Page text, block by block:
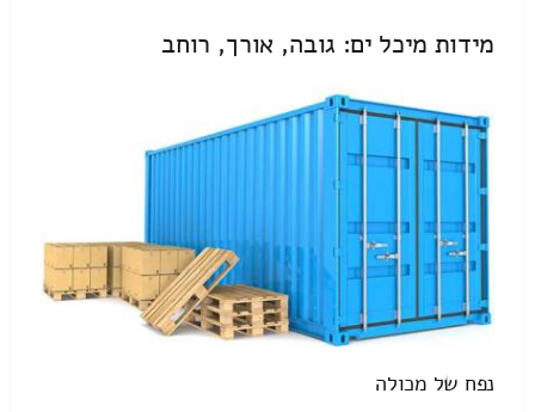
מידות מיכל ים: גובה, אורך, רוחב
נפח של מכולה